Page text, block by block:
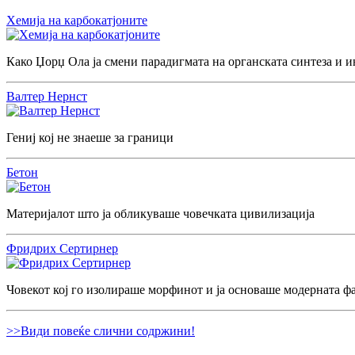
Хемија на карбокатјоните
Како Џорџ Ола ја смени парадигмата на органската синтеза и
Валтер Нернст
Гениј кој не знаеше за граници
Бетон
Материјалот што ја обликуваше човечката цивилизација
Фридрих Сертирнер
Човекот кој го изолираше морфинот и ја основаше модерната
>>Види повеќе слични содржини!